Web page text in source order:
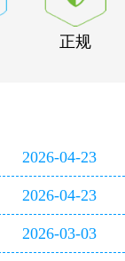
正规
2026-04-23
2026-04-23
2026-03-03